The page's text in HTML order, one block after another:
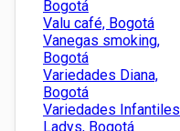
Bogotá
Valu café, Bogotá
Vanegas smoking,
Bogotá
Variedades Diana,
Bogotá
Variedades Infantiles
Ladys, Bogotá